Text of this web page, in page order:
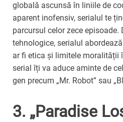
globală ascunsă în liniile de
aparent inofensiv, serialul te
parcursul celor zece episoade.
tehnologice, serialul
ar fi etica și limitele moralității
serial îți va aduce aminte de
gen precum „Mr. Robot” sau
3. „Paradise